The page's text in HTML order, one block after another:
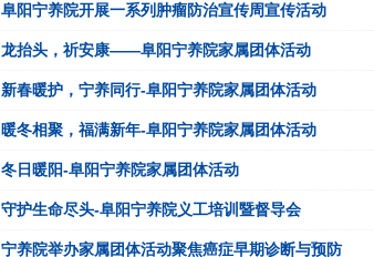
阜阳宁养院开展一系列肿瘤防治宣传周宣传活动
龙抬头，祈安康——阜阳宁养院家属团体活动
新春暖护，宁养同行-阜阳宁养院家属团体活动
暖冬相聚，福满新年-阜阳宁养院家属团体活动
冬日暖阳-阜阳宁养院家属团体活动
守护生命尽头-阜阳宁养院义工培训暨督导会
宁养院举办家属团体活动聚焦癌症早期诊断与预防